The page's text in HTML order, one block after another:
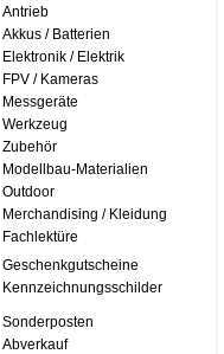
Antrieb
Akkus / Batterien
Elektronik / Elektrik
FPV / Kameras
Messgeräte
Werkzeug
Zubehör
Modellbau-Materialien
Outdoor
Merchandising / Kleidung
Fachlektüre
Geschenkgutscheine
Kennzeichnungsschilder
Sonderposten
Abverkauf